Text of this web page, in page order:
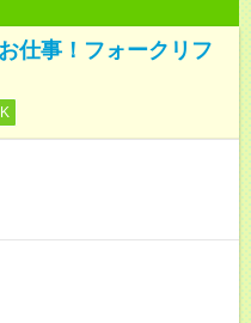
仕事！フォークリフ